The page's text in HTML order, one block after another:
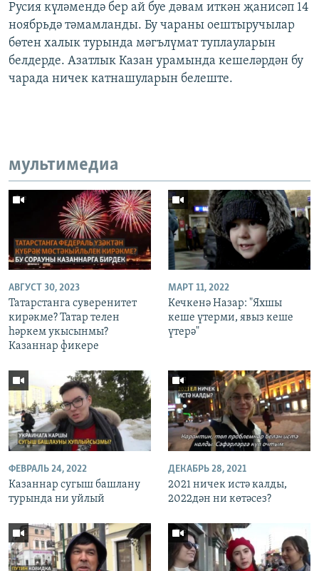
Русия күләмендә бер ай буе дәвам иткән җанисәп 14
ноябрьдә тәмамланды. Бу чараны оештыручылар
бөтен халык турында мәгълүмат туплауларын
белдерде. Азатлык Казан урамында кешеләрдән бу
чарада ничек катнашуларын белеште.
мультимедиа
АВГУСТ 30, 2023
Татарстанга суверенитет
кирәкме? Татар телен
һәркем укысынмы?
Казаннар фикере
МАРТ 11, 2022
Кечкенә Назар: "Яхшы
кеше үтерми, явыз кеше
үтерә"
ФЕВРАЛЬ 24, 2022
Казаннар сугыш башлану
турында ни уйлый
ДЕКАБРЬ 28, 2021
2021 ничек истә калды,
2022дән ни көтәсез?